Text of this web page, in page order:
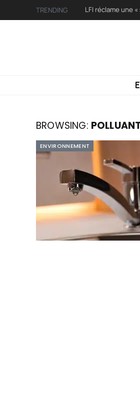
TRENDING
BROWSING:
ENVIRONNEMENT